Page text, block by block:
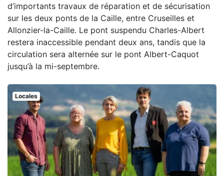
d’importants travaux de réparation et de sécurisation
sur les deux ponts de la Caille, entre Cruseilles et
Allonzier-la-Caille. Le pont suspendu Charles-Albert
restera inaccessible pendant deux ans, tandis que la
circulation sera alternée sur le pont Albert-Caquot
jusqu’à la mi-septembre.
Locales